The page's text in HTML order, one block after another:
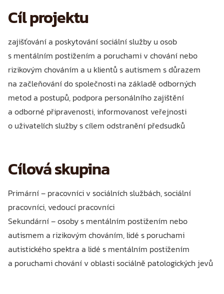
Cíl projektu
zajišťování a poskytování sociální služby u osob
s mentálním postižením a poruchami v chování nebo
rizikovým chováním a u klientů s autismem s důrazem
na začleňování do společnosti na základě odborných
metod a postupů, podpora personálního zajištění
a odborné připravenosti, informovanost veřejnosti
o uživatelích služby s cílem odstranění předsudků
Cílová skupina
Primární – pracovníci v sociálních službách, sociální
pracovníci, vedoucí pracovníci
Sekundární – osoby s mentálním postižením nebo
autismem a rizikovým chováním, lidé s poruchami
autistického spektra a lidé s mentálním postižením
a poruchami chování v oblasti sociálně patologických jevů